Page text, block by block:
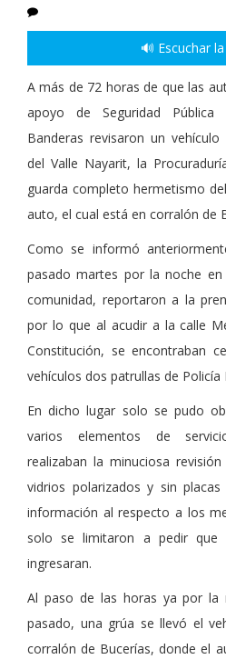
🔊 Escuchar
A más de 72 horas de que las
apoyo de Seguridad
Banderas revisaron un
del Valle Nayarit, la
guarda completo hermetismo
auto, el cual está en corralón de
Como se informó
pasado martes por la noche
comunidad, reportaron a la
por lo que al acudir a la calle
Constitución, se encontraban
vehículos dos patrullas de Policía
En dicho lugar solo se pudo
varios elementos de
realizaban la minuciosa
vidrios polarizados y sin
información al respecto a los
solo se limitaron a pedir
ingresaran.
Al paso de las horas ya por la
pasado, una grúa se llevó el
corralón de Bucerías, donde el